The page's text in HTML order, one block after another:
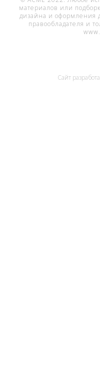
материалов или
дизайна и оформления
правообладателя и
Сайт